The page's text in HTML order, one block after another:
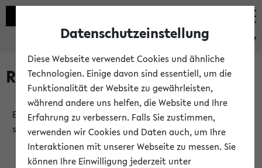
eKVV
Raumänderungen
Es wurden keine Raumänderungen an jetzt
stattfindenden Veranstaltungen gefunden!
Datenschutzeinstellung
Diese Webseite verwendet Cookies und ähnliche
Technologien. Einige davon sind essentiell, um die
Funktionalität der Website zu gewährleisten,
während andere uns helfen, die Website und Ihre
Erfahrung zu verbessern. Falls Sie zustimmen,
verwenden wir Cookies und Daten auch, um Ihre
Interaktionen mit unserer Webseite zu messen. Sie
können Ihre Einwilligung jederzeit unter